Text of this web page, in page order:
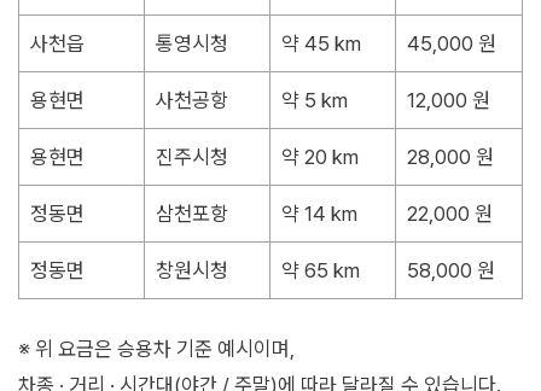
사천읍 통영시청 약 45 km 45,000 원
용현면 사천공항 약 5 km 12,000 원
용현면 진주시청 약 20 km 28,000 원
정동면 삼천포항 약 14 km 22,000 원
정동면 창원시청 약 65 km 58,000 원
※ 위 요금은 승용차 기준 예시이며,
차종 · 거리 · 시간대(야간 / 주말)에 따라 달라질 수 있습니다.